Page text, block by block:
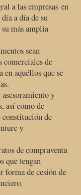
a las empresas en
a día de su
más amplia
sean
comerciales de
en aquéllos que se
y
así como de
constitución de
y
de compraventa
que tengan
forma de cesión de